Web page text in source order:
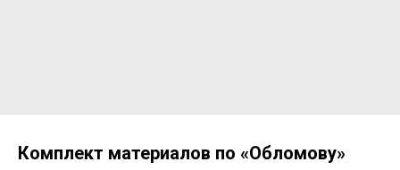
Комплект материалов по «Обломову»